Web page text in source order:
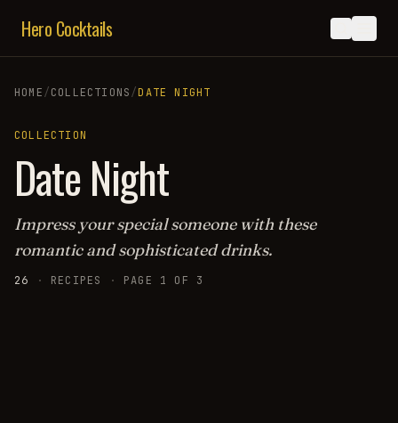
Hero Cocktails
HOME/COLLECTIONS/DATE NIGHT
COLLECTION
Date Night
Impress your special someone with these
romantic and sophisticated drinks.
26 · RECIPES · PAGE 1 OF 3